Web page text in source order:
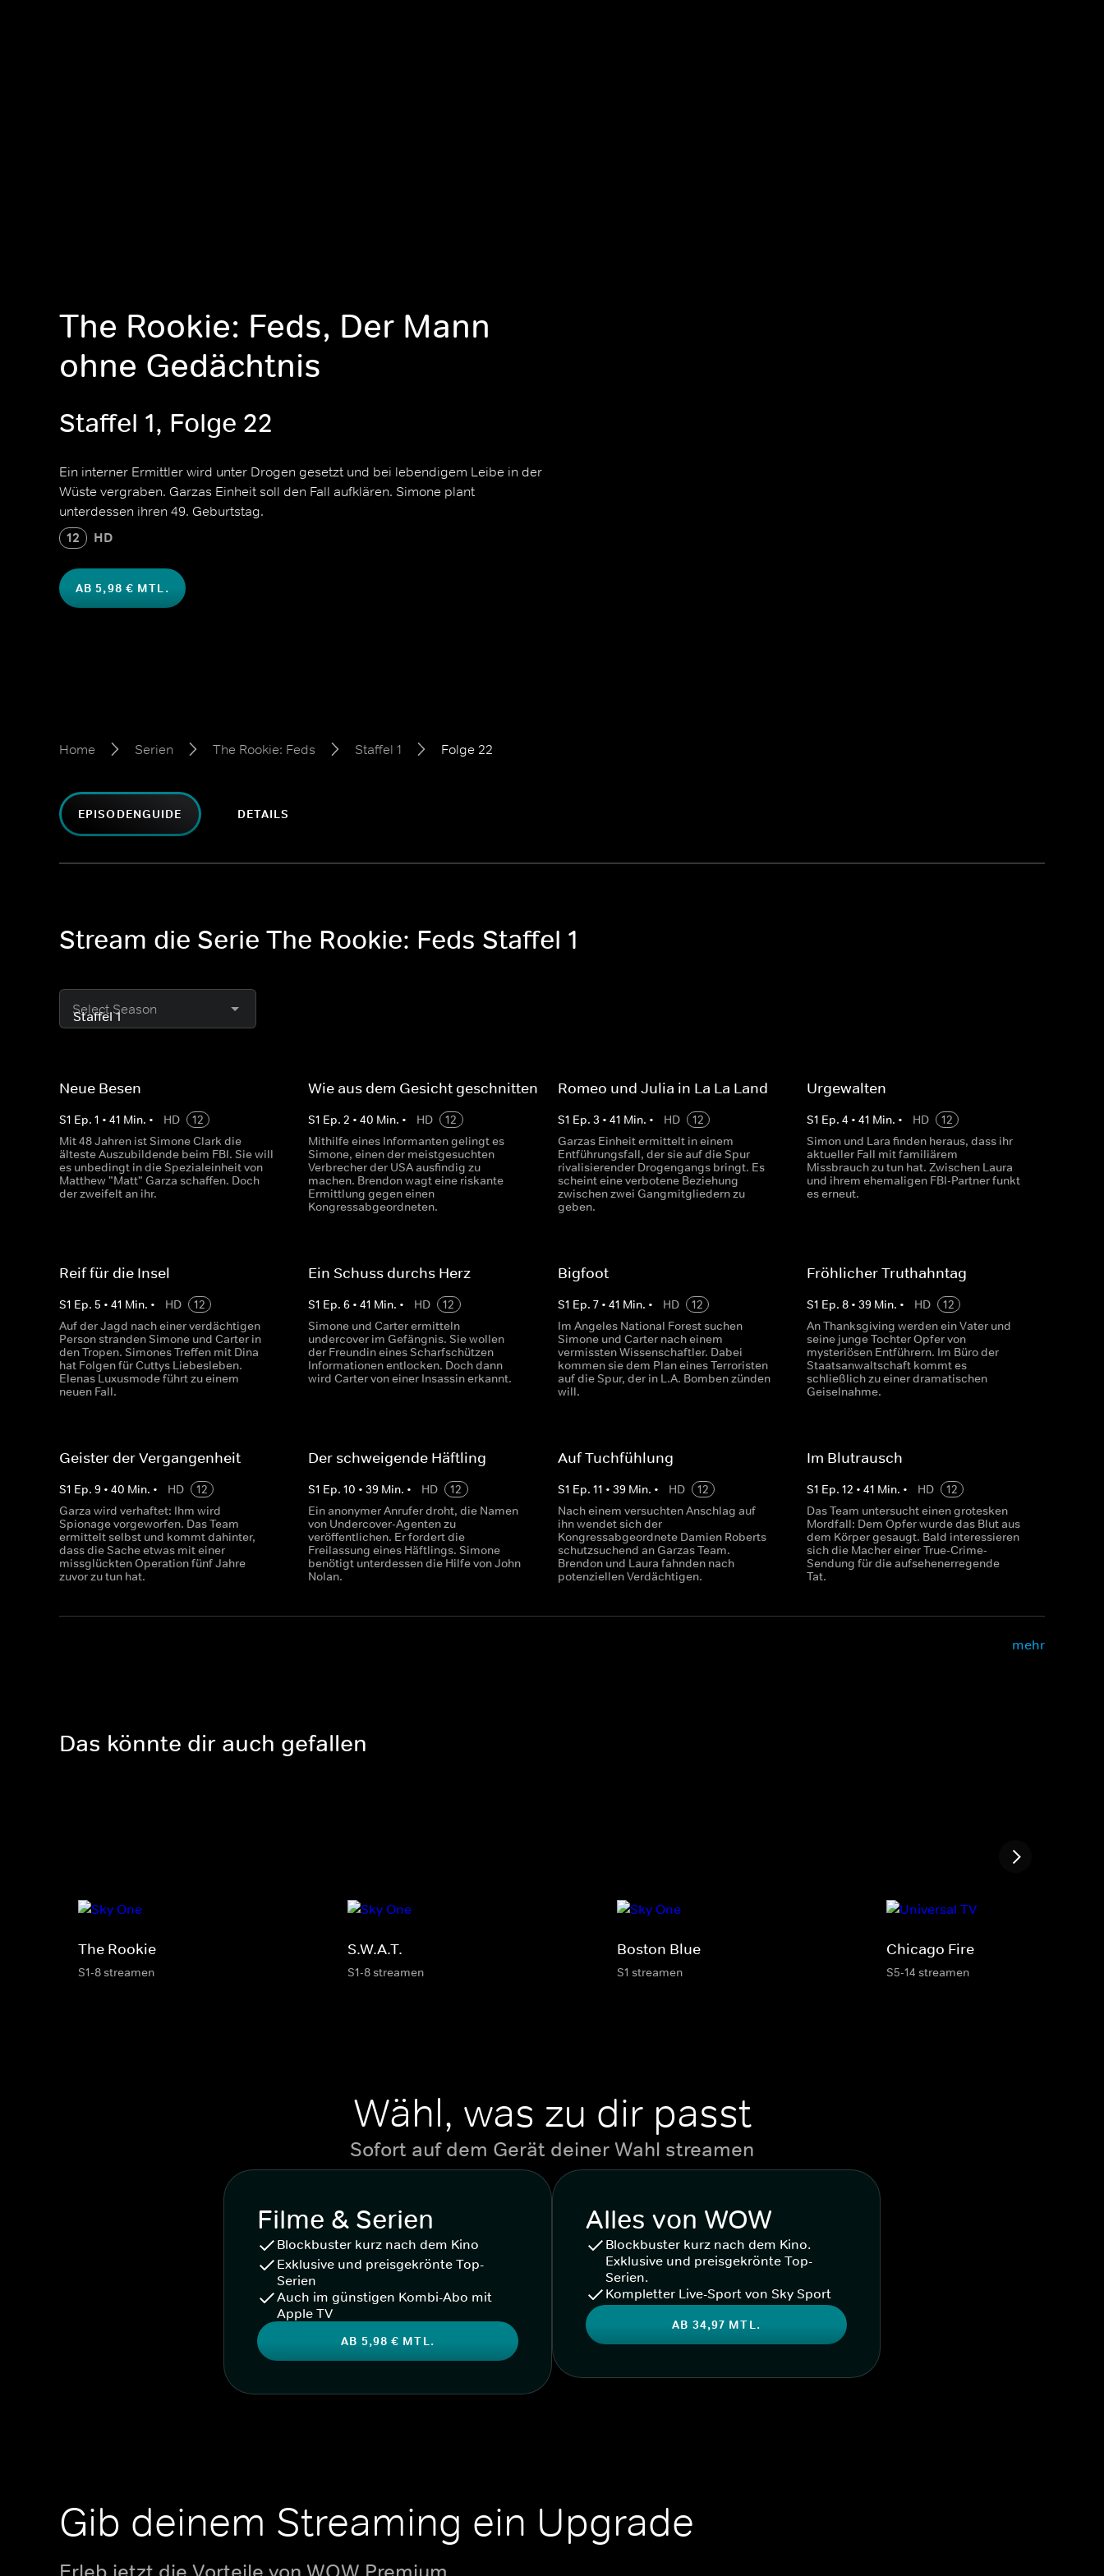
The Rookie: Feds, Der Mann
ohne Gedächtnis
Staffel 1, Folge 22
Ein interner Ermittler wird unter Drogen gesetzt und bei lebendigem Leibe in der
Wüste vergraben. Garzas Einheit soll den Fall aufklären. Simone plant
unterdessen ihren 49. Geburtstag.
12 HD
AB 5,98 € MTL.
Home Serien The Rookie: Feds Staffel 1 Folge 22
EPISODENGUIDE DETAILS
Stream die Serie The Rookie: Feds Staffel 1
Select Season
Neue Besen
S1 Ep. 1 • 41 Min. • HD
12
Mit 48 Jahren ist Simone Clark die
älteste Auszubildende beim FBI. Sie will
es unbedingt in die Spezialeinheit von
Matthew "Matt" Garza schaffen. Doch
der zweifelt an ihr.
Wie aus dem Gesicht geschnitten
S1 Ep.2 •40 Min. • HD
12
Mithilfe eines Informanten gelingt es
Simone, einen der meistgesuchten
Verbrecher der USA ausfindig zu
machen. Brendon wagt eine riskante
Ermittlung gegen einen
Kongressabgeordneten.
Romeo und Julia in La La Land
S1 Ep. 3 • 41 Min. • HD
12
Garzas Einheit ermittelt in einem
Entführungsfall, der sie auf die Spur
rivalisierender Drogengangs bringt. Es
scheint eine verbotene Beziehung
zwischen zwei Gangmitgliedern zu
geben.
Urgewalten
S1 Ep. 4 • 41 Min. • HD
12
Simon und Lara finden heraus, dass ihr
aktueller Fall mit familiärem
Missbrauch zu tun hat. Zwischen Laura
und ihrem ehemaligen FBI-Partner funkt
es erneut.
Reif für die Insel
S1 Ep. 5 • 41 Min. • HD
12
Auf der Jagd nach einer verdächtigen
Person stranden Simone und Carter in
den Tropen. Simones Treffen mit Dina
hat Folgen für Cuttys Liebesleben.
Elenas Luxusmode führt zu einem
neuen Fall.
Ein Schuss durchs Herz
S1 Ep.6 •41 Min. • HD
12
Simone und Carter ermitteln
undercover im Gefängnis. Sie wollen
der Freundin eines Scharfschützen
Informationen entlocken. Doch dann
wird Carter von einer Insassin erkannt.
Bigfoot
S1 Ep. 7• 41 Min. • HD
12
Im Angeles National Forest suchen
Simone und Carter nach einem
vermissten Wissenschaftler. Dabei
kommen sie dem Plan eines Terroristen
auf die Spur, der in L.A. Bomben zünden
will.
Fröhlicher Truthahntag
S1 Ep. 8• 39Min. • HD
12
An Thanksgiving werden ein Vater und
seine junge Tochter Opfer von
mysteriösen Entführern. Im Büro der
Staatsanwaltschaft kommt es
schließlich zu einer dramatischen
Geiselnahme.
Geister der Vergangenheit
S1 Ep. 9 • 40 Min. • HD
12
Garza wird verhaftet: Ihm wird
Spionage vorgeworfen. Das Team
ermittelt selbst und kommt dahinter,
dass die Sache etwas mit einer
missglückten Operation fünf Jahre
zuvor zu tun hat.
Der schweigende Häftling
S1 Ep.10 •39 Min. • HD
12
Ein anonymer Anrufer droht, die Namen
von Undercover-Agenten zu
veröffentlichen. Er fordert die
Freilassung eines Häftlings. Simone
benötigt unterdessen die Hilfe von John
Nolan.
Auf Tuchfühlung
S1 Ep. 11 • 39Min. • HD
12
Nach einem versuchten Anschlag auf
ihn wendet sich der
Kongressabgeordnete Damien Roberts
schutzsuchend an Garzas Team.
Brendon und Laura fahnden nach
potenziellen Verdächtigen.
Im Blutrausch
S1 Ep. 12 • 41 Min. • HD
12
Das Team untersucht einen grotesken
Mordfall: Dem Opfer wurde das Blut aus
dem Körper gesaugt. Bald interessieren
sich die Macher einer True-Crime-
Sendung für die aufsehenerregende
Tat.
mehr
Das könnte dir auch gefallen
The Rookie
S1-8 streamen
S.W.A.T.
S1-8 streamen
Boston Blue
S1 streamen
Chicago Fire
S5-14 streamen
Wähl, was zu dir passt
Sofort auf dem Gerät deiner Wahl streamen
Filme & Serien
Blockbuster kurz nach dem Kino
Exklusive und preisgekrönte Top-
Serien
Auch im günstigen Kombi-Abo mit
Apple TV
AB 5,98 € MTL.
Alles von WOW
Blockbuster kurz nach dem Kino.
Exklusive und preisgekrönte Top-
Serien.
Kompletter Live-Sport von Sky Sport
AB 34,97 MTL.
Gib deinem Streaming ein Upgrade